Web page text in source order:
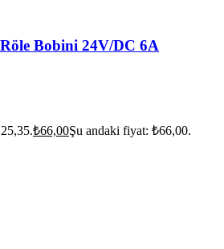
Bobini 24V/DC 6A
₺66,00Şu andaki fiyat: ₺66,00.